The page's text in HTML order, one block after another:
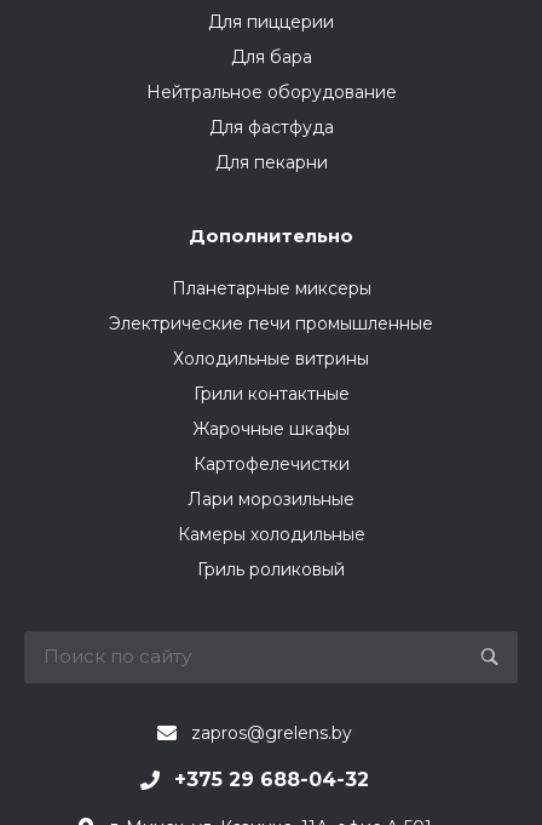
Для пиццерии
Для бара
Нейтральное оборудование
Для фастфуда
Для пекарни
Дополнительно
Планетарные миксеры
Электрические печи промышленные
Холодильные витрины
Грили контактные
Жарочные шкафы
Картофелечистки
Лари морозильные
Камеры холодильные
Гриль роликовый
zapros@grelens.by
+375 29 688-04-32